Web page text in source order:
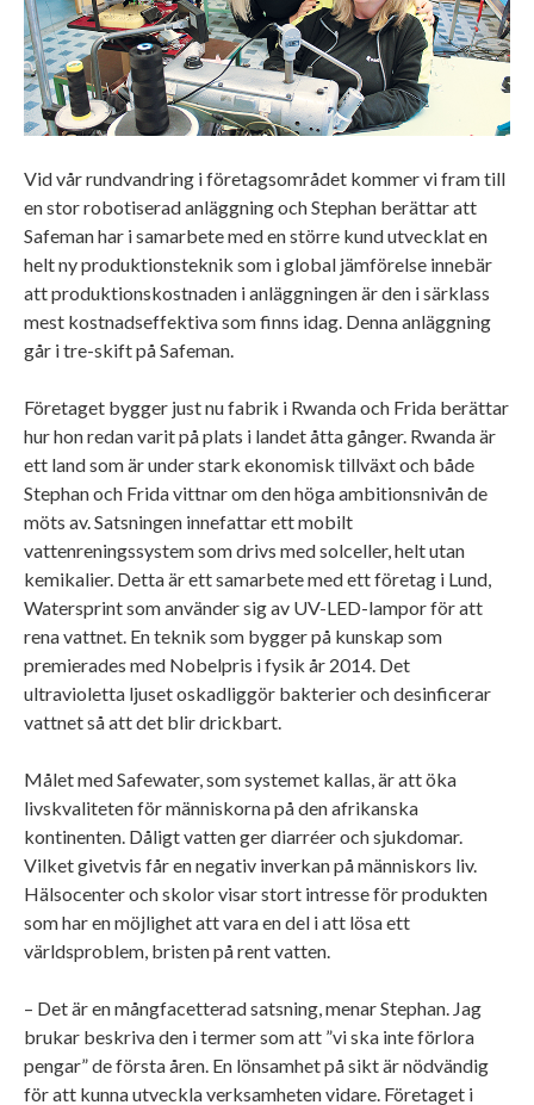
Vid vår rundvandring i företagsområdet kommer vi fram till
en stor robotiserad anläggning och Stephan berättar att
Safeman har i samarbete med en större kund utvecklat en
helt ny produktionsteknik som i global jämförelse innebär
att produktionskostnaden i anläggningen är den i särklass
mest kostnadseffektiva som finns idag. Denna anläggning
går i tre-skift på Safeman.
Företaget bygger just nu fabrik i Rwanda och Frida berättar
hur hon redan varit på plats i landet åtta gånger. Rwanda är
ett land som är under stark ekonomisk tillväxt och både
Stephan och Frida vittnar om den höga ambitionsnivån de
möts av. Satsningen innefattar ett mobilt
vattenreningssystem som drivs med solceller, helt utan
kemikalier. Detta är ett samarbete med ett företag i Lund,
Watersprint som använder sig av UV-LED-lampor för att
rena vattnet. En teknik som bygger på kunskap som
premierades med Nobelpris i fysik år 2014. Det
ultravioletta ljuset oskadliggör bakterier och desinficerar
vattnet så att det blir drickbart.
Målet med Safewater, som systemet kallas, är att öka
livskvaliteten för människorna på den afrikanska
kontinenten. Dåligt vatten ger diarréer och sjukdomar.
Vilket givetvis får en negativ inverkan på människors liv.
Hälsocenter och skolor visar stort intresse för produkten
som har en möjlighet att vara en del i att lösa ett
världsproblem, bristen på rent vatten.
– Det är en mångfacetterad satsning, menar Stephan. Jag
brukar beskriva den i termer som att ”vi ska inte förlora
pengar” de första åren. En lönsamhet på sikt är nödvändig
för att kunna utveckla verksamheten vidare. Företaget i